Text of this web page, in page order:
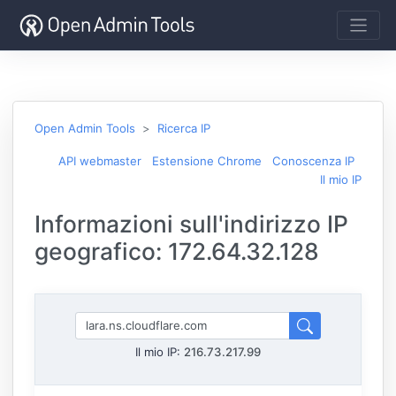
Open Admin Tools Ricerca IP
API webmaster Estensione Chrome
Conoscenza IP
Il mio IP
Informazioni sull'indirizzo IP
geografico: 172.64.32.128
Il mio IP: 216.73.217.99